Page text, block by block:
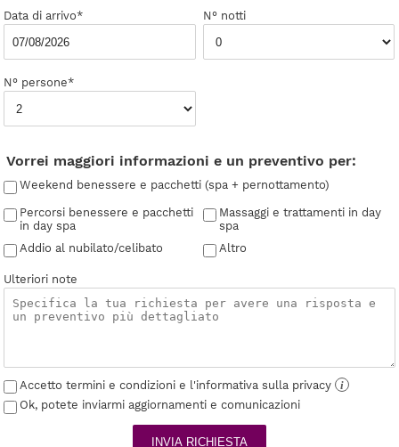
Data di arrivo* N° notti
N° persone*
Vorrei maggiori informazioni e un preventivo per:
Weekend benessere e pacchetti (spa + pernottamento)
Percorsi benessere e pacchetti
in day spa
Massaggi e trattamenti in day
spa
Addio al nubilato/celibato
Altro
Ulteriori note
Accetto termini e condizioni e l'informativa sulla privacy
i
Ok, potete inviarmi aggiornamenti e comunicazioni
INVIA RICHIESTA